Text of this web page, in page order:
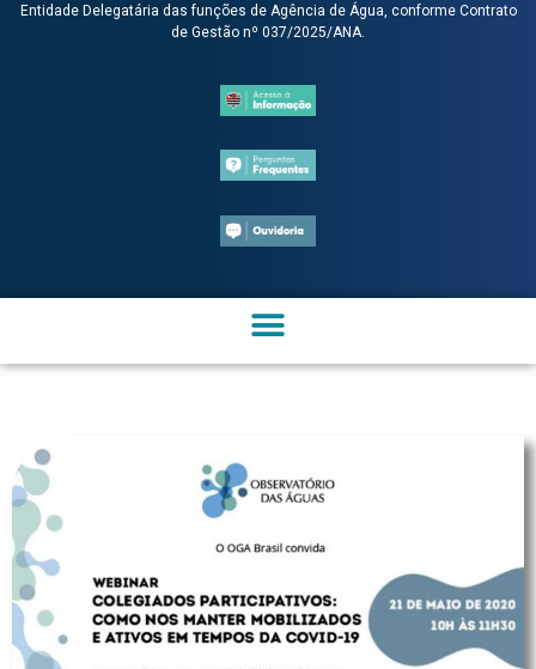
Entidade Delegatária das funções de Agência de Água, conforme Contrato
de Gestão nº 037/2025/ANA.